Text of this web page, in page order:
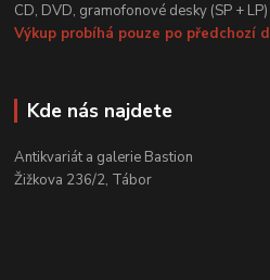
CD, DVD, gramofonové desky (SP +
Výkup probíhá pouze po předchozí
Kde nás najdete
Antikvariát a galerie Bastion
Žižkova 236/2, Tábor